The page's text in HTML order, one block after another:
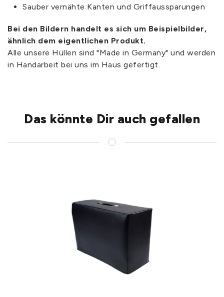
Sauber vernähte Kanten und Griffaussparungen
Bei den Bildern handelt es sich um Beispielbilder,
ähnlich dem eigentlichen Produkt.
Alle unsere Hüllen sind "Made in Germany" und werden
in Handarbeit bei uns im Haus gefertigt.
Das könnte Dir auch gefallen